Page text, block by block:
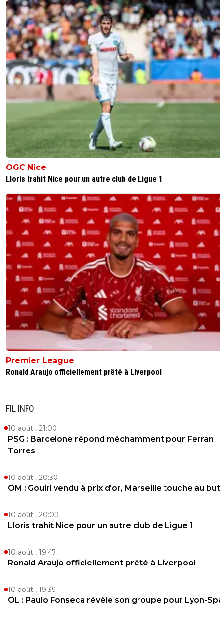
OGC Nice
Lloris trahit Nice pour un autre club de Ligue 1
Premier League
Ronald Araujo officiellement prêté à Liverpool
FIL INFO
10 août , 21:00
PSG : Barcelone répond méchamment pour Ferran
Torres
10 août , 20:30
OM : Gouiri vendu à prix d'or, Marseille touche au but
10 août , 20:00
Lloris trahit Nice pour un autre club de Ligue 1
10 août , 19:47
Ronald Araujo officiellement prêté à Liverpool
10 août , 19:39
OL : Paulo Fonseca révèle son groupe pour Lyon-